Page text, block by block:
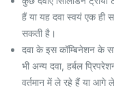
हैं या यह दवा स्वयं एक ही
सकती है।
दवा के इस कॉम्बिनेशन के
भी अन्य दवा, हर्बल
वर्तमान में ले रहे हैं या आगे